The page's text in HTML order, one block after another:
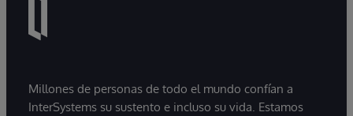
Millones de personas de todo el mundo confían a
InterSystems su sustento e incluso su vida. Estamos